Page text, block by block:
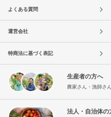
よくある質問
運営会社
特商法に基づく表記
生産者の方へ
農家さん・漁師さ
法人・自治体の